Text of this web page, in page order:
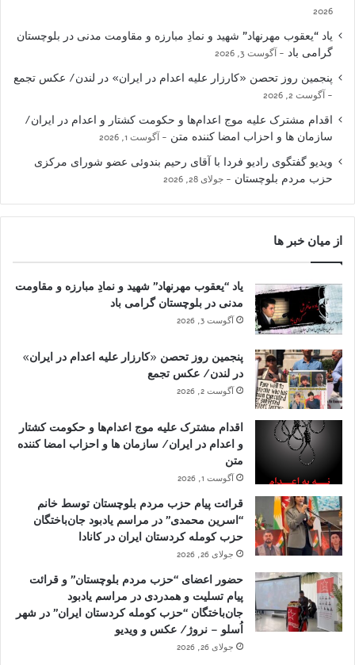
2026
یاد “یعقوب مهرنهاد” شهید و نمادِ مبارزه و مقاومت مدنی در بلوچستان
گرامی باد
آگوست 3, 2026
پنجمین روز تحصن «کارزار علیه اعدام در ایران» در لندن/ عکس تجمع
آگوست 2, 2026
اقدام مشترک علیه موج اعدام‌ها و حکومت کشتار و اعدام در ایران/
سازمان ها و احزاب امضا کننده متن
آگوست 1, 2026
ویدیو گفتگوی رادیو فردا با آقای رحیم بندوئی عضو شورای مرکزی
حزب مردم بلوچستان
جولای 28, 2026
از میان خبر ها
یاد “یعقوب مهرنهاد” شهید و نمادِ مبارزه و مقاومت
مدنی در بلوچستان گرامی باد
آگوست 3, 2026
پنجمین روز تحصن «کارزار علیه اعدام در ایران»
در لندن/ عکس تجمع
آگوست 2, 2026
اقدام مشترک علیه موج اعدام‌ها و حکومت کشتار
و اعدام در ایران/ سازمان ها و احزاب امضا کننده
متن
آگوست 1, 2026
قرائت پیام حزب مردم بلوچستان توسط خانم
“اسرین محمدی” در مراسم یادبود جان‌باختگان
حزب کومله کردستان ایران در کانادا
جولای 26, 2026
حضور اعضای “حزب مردم بلوچستان” و قرائت
پیام تسلیت و همدردی در مراسم یادبود
جان‌باختگان “حزب کومله کردستان ایران” در شهر
اُسلو – نروژ/ عکس و ویدیو
جولای 26, 2026